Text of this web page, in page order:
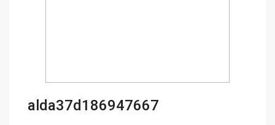
alda37d186947667